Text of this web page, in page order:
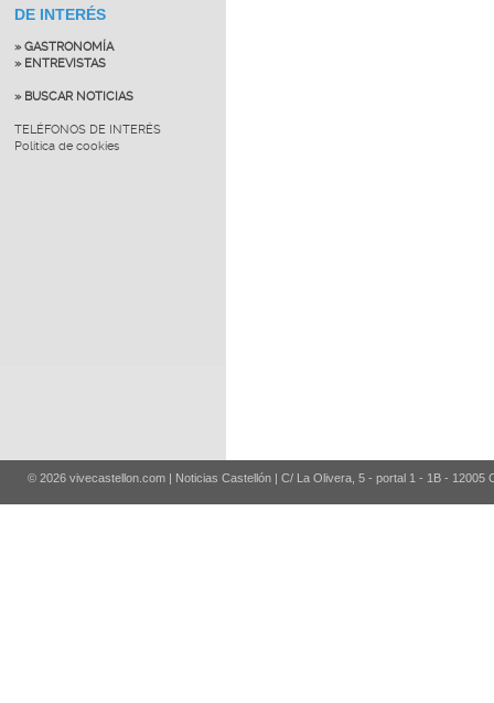
DE INTERÉS
» GASTRONOMÍA
» ENTREVISTAS
» BUSCAR NOTICIAS
TELÉFONOS DE INTERÉS
Política de cookies
© 2026 vivecastellon.com | Noticias Castellón | C/ La Olivera, 5 - portal 1 - 1B - 12005